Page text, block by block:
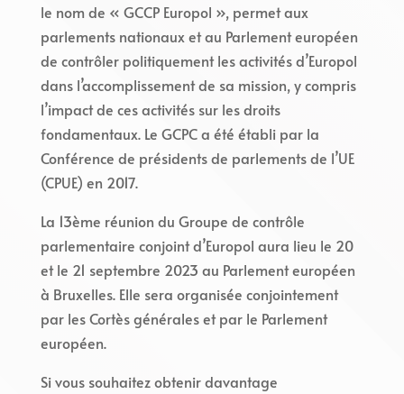
le nom de « GCCP Europol », permet aux
parlements nationaux et au Parlement européen
de contrôler politiquement les activités d’Europol
dans l’accomplissement de sa mission, y compris
l’impact de ces activités sur les droits
fondamentaux. Le GCPC a été établi par la
Conférence de présidents de parlements de l’UE
(CPUE) en 2017.
La 13ème réunion du Groupe de contrôle
parlementaire conjoint d’Europol aura lieu le 20
et le 21 septembre 2023 au Parlement européen
à Bruxelles. Elle sera organisée conjointement
par les Cortès générales et par le Parlement
européen.
Si vous souhaitez obtenir davantage